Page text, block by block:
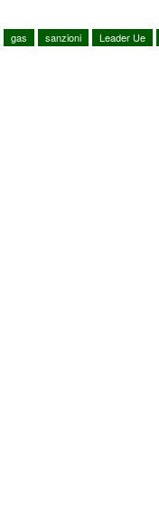
gas sanzioni Leader Ue